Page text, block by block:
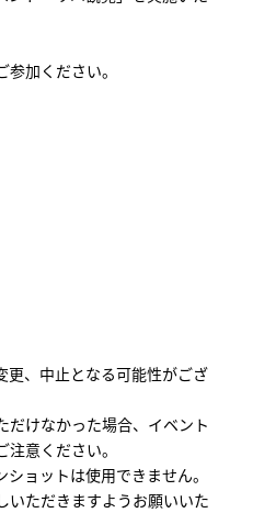
加ください。
、中止となる可能性がござ
けなかった場合、イベント
意ください。
ョットは使用できません。
ただきますようお願いいた